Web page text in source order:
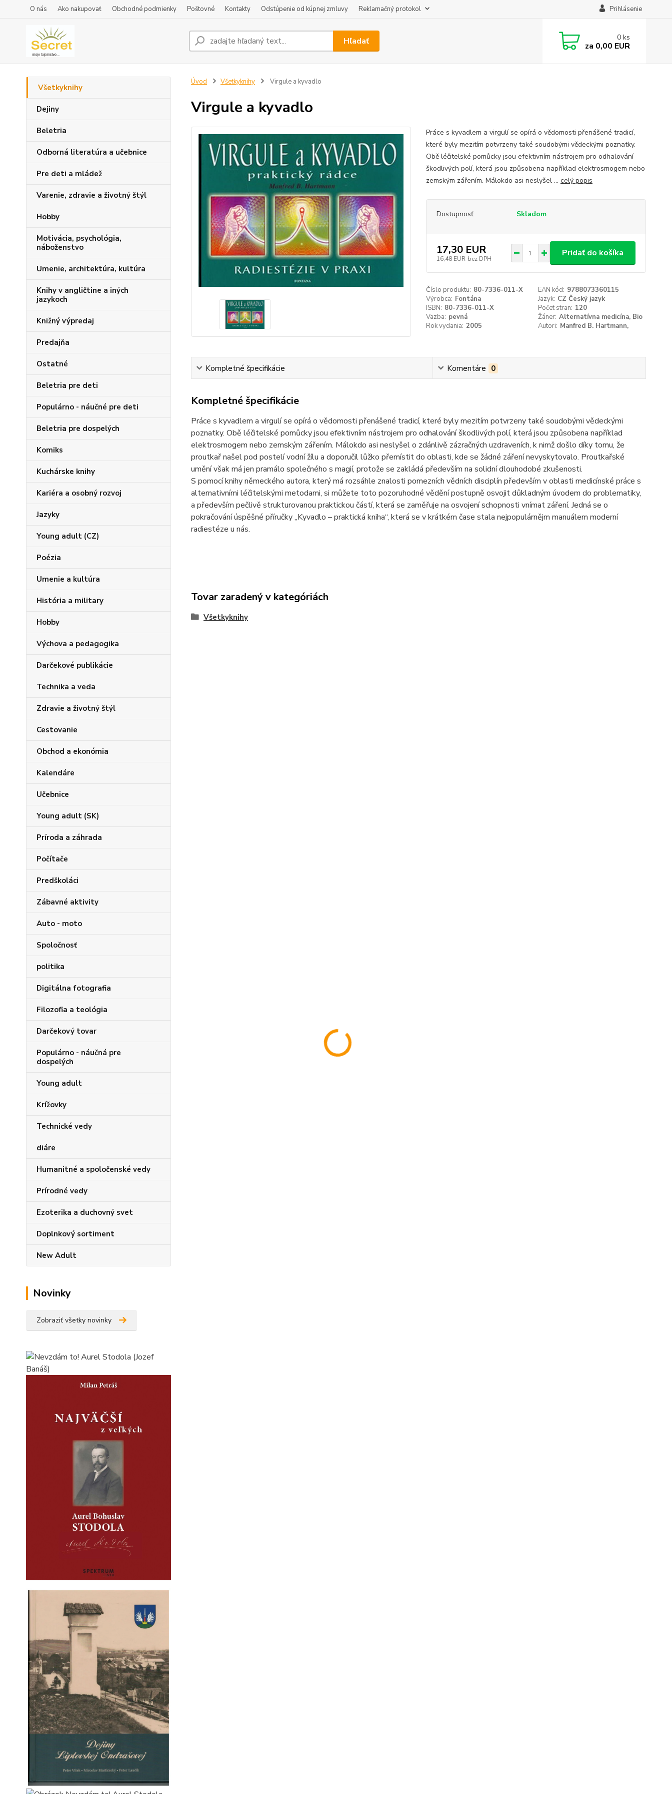
O nás Ako nakupovať Obchodné podmienky Poštovné Kontakty Odstúpenie od kúpnej zmluvy Reklamačný protokol Prihlásenie
Hľadať 0 ks
za 0,00 EUR
Všetkyknihy
Dejiny
Beletria
Odborná literatúra a učebnice
Pre deti a mládež
Varenie, zdravie a životný štýl
Hobby
Motivácia, psychológia,
náboženstvo
Umenie, architektúra, kultúra
Knihy v angličtine a iných
jazykoch
Knižný výpredaj
Predajňa
Ostatné
Beletria pre deti
Populárno - náučné pre deti
Beletria pre dospelých
Komiks
Kuchárske knihy
Kariéra a osobný rozvoj
Jazyky
Young adult (CZ)
Poézia
Umenie a kultúra
História a military
Hobby
Výchova a pedagogika
Darčekové publikácie
Technika a veda
Zdravie a životný štýl
Cestovanie
Obchod a ekonómia
Kalendáre
Učebnice
Young adult (SK)
Príroda a záhrada
Počítače
Predškoláci
Zábavné aktivity
Auto - moto
Spoločnosť
politika
Digitálna fotografia
Filozofia a teológia
Darčekový tovar
Populárno - náučná pre
dospelých
Young adult
Krížovky
Technické vedy
diáre
Humanitné a spoločenské vedy
Prírodné vedy
Ezoterika a duchovný svet
Doplnkový sortiment
New Adult
Novinky
Zobraziť všetky novinky
Úvod Všetkyknihy Virgule a kyvadlo
Virgule a kyvadlo
Práce s kyvadlem a virgulí se opírá o vědomosti přenášené tradicí,
které byly mezitím potvrzeny také soudobými vědeckými poznatky.
Obě léčitelské pomůcky jsou efektivním nástrojem pro odhalování
škodlivých polí, která jsou způsobena například elektrosmogem nebo
zemským zářením. Málokdo asi neslyšel ... celý popis
Dostupnosť Skladom
17,30 EUR
16,48 EUR bez DPH
Pridať do košíka
Číslo produktu: 80-7336-011-X EAN kód: 9788073360115
Výrobca: Fontána Jazyk: CZ Český jazyk
ISBN: 80-7336-011-X Počet stran: 120
Vazba: pevná Žáner: Alternatívna medicína, Bio
Rok vydania: 2005 Autori: Manfred B. Hartmann,
Kompletné špecifikácie Komentáre 0
Kompletné špecifikácie
Práce s kyvadlem a virgulí se opírá o vědomosti přenášené tradicí, které byly mezitím potvrzeny také soudobými vědeckými
poznatky. Obě léčitelské pomůcky jsou efektivním nástrojem pro odhalování škodlivých polí, která jsou způsobena například
elektrosmogem nebo zemským zářením. Málokdo asi neslyšel o zdánlivě zázračných uzdraveních, k nimž došlo díky tomu, že
proutkař našel pod postelí vodní žílu a doporučil lůžko přemístit do oblasti, kde se žádné záření nevyskytovalo. Proutkařské
umění však má jen pramálo společného s magií, protože se zakládá především na solidní dlouhodobé zkušenosti.
S pomocí knihy německého autora, který má rozsáhle znalosti pomezních vědních disciplín především v oblasti medicínské práce s
alternativními léčitelskými metodami, si můžete toto pozoruhodné vědění postupně osvojit důkladným úvodem do problematiky,
a především pečlivě strukturovanou praktickou částí, která se zaměřuje na osvojení schopnosti vnímat záření. Jedná se o
pokračování úspěšné příručky „Kyvadlo – praktická kniha“, která se v krátkém čase stala nejpopulárnějm manuálem moderní
radiestéze u nás.
Tovar zaradený v kategóriách
Všetkyknihy